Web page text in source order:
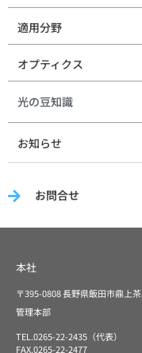
適用分野
オプティクス
光の豆知識
お知らせ
お問合せ
本社
〒395-0808 長野県飯田市鼎上
管理本部
TEL.0265-22-2435（代表）
FAX.0265-22-2477